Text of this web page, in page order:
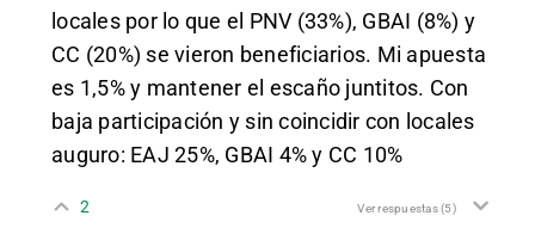
locales por lo que el PNV (33%), GBAI (8%) y
CC (20%) se vieron beneficiarios. Mi apuesta
es 1,5% y mantener el escaño juntitos. Con
baja participación y sin coincidir con locales
auguro: EAJ 25%, GBAI 4% y CC 10%
2 Ver respuestas(5)